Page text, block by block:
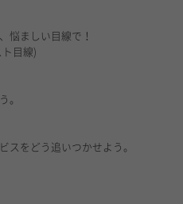
悩ましい目線で！
目線)
。
スをどう追いつかせよう。